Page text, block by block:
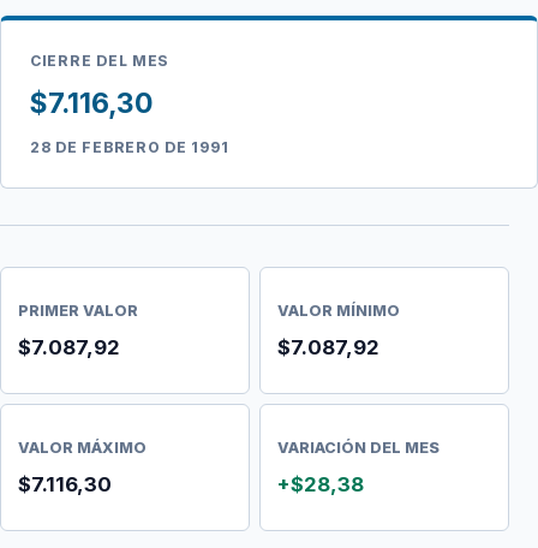
CIERRE DEL MES
$7.116,30
28 DE FEBRERO DE 1991
PRIMER VALOR
$7.087,92
VALOR MÍNIMO
$7.087,92
VALOR MÁXIMO
$7.116,30
VARIACIÓN DEL MES
+$28,38